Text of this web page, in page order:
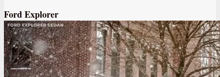
Ford Explorer